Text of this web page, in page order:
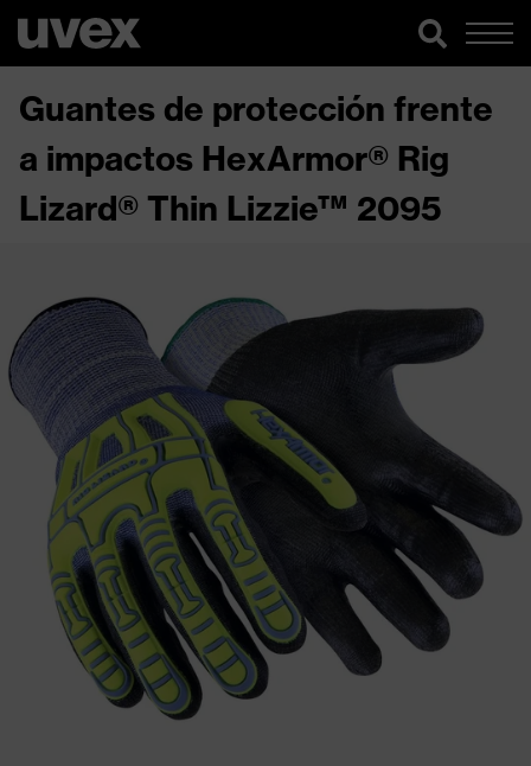
Guantes de protección frente
a impactos HexArmor® Rig
Lizard® Thin Lizzie™ 2095